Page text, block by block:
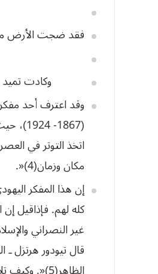
فقدضجتالأرض
وكادتتميد
وقد اعترف أحد
(1867-
اتخذ التوتر في
مكانوزمان(
4
)«.
إن هذا المفكر
كله لهم. فإذاقيل
غير النصراني
قال تيودور هرتزل ـ